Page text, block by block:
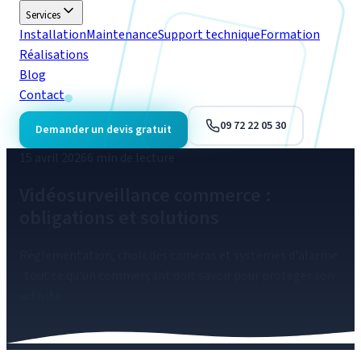
Services
InstallationMaintenanceSupport techniqueFormation
Réalisations
Blog
Contact
Demander un devis gratuit 09 72 22 05 30